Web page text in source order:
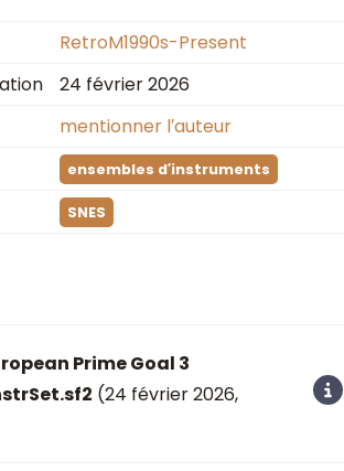
RetroM1990s-Present
24 février 2026
mentionner l′auteur
ensembles d′instruments
SNES
Prime Goal 3
(24 février 2026,